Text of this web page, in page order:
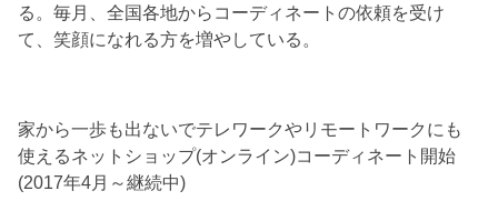
る。毎月、全国各地からコーディネートの依頼を受け
て、笑顔になれる方を増やしている。
家から一歩も出ないでテレワークやリモートワークにも
使えるネットショップ(オンライン)コーディネート開始
(2017年4月～継続中)